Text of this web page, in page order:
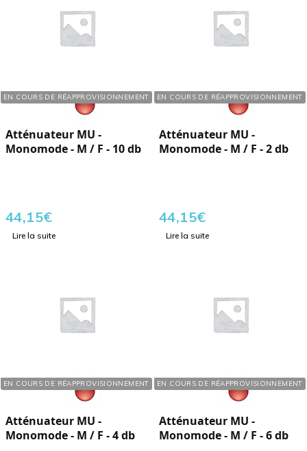
EN COURS DE RÉAPPROVISIONNEMENT
Réf. : 109810
Atténuateur MU -
Monomode - M / F - 10 db
44,15€
Lire la suite
EN COURS DE RÉAPPROVISIONNEMENT
Réf. : 109802
Atténuateur MU -
Monomode - M / F - 2 db
44,15€
Lire la suite
EN COURS DE RÉAPPROVISIONNEMENT
Réf. : 109804
Atténuateur MU -
Monomode - M / F - 4 db
EN COURS DE RÉAPPROVISIONNEMENT
Réf. : 109806
Atténuateur MU -
Monomode - M / F - 6 db